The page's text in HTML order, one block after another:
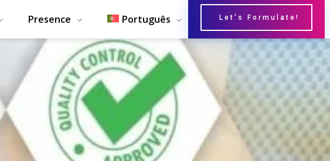
Presence Português Let's Formulate!